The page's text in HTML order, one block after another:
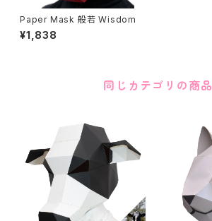
Paper Mask 般若 Wisdom
¥1,838
同じカテゴリの商品